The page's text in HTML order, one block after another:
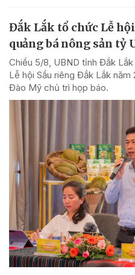
Đắk Lắk tổ chức Lễ
quảng bá nông sản tỷ
Chiều 5/8, UBND tỉnh Đắk
Lễ hội Sầu riêng Đắk Lắk
Đào Mỹ chủ trì họp báo.